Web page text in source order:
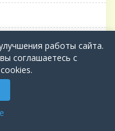
и сервировки,
работы сайта.
соглашаетесь с